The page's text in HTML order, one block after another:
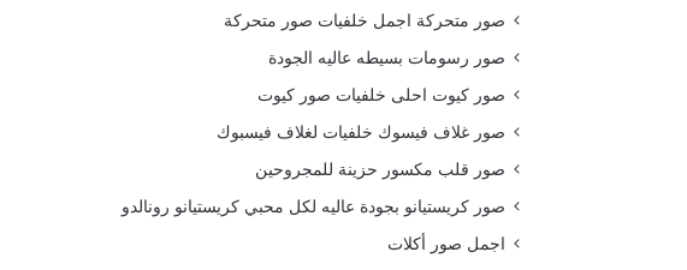
صور متحركة اجمل خلفيات صور متحركة
صور رسومات بسيطه عاليه الجودة
صور كيوت احلى خلفيات صور كيوت
صور غلاف فيسوك خلفيات لغلاف فيسبوك
صور قلب مكسور حزينة للمجروحين
صور كريستيانو بجودة عاليه لكل محبي كريستيانو رونالدو
اجمل صور أكلات